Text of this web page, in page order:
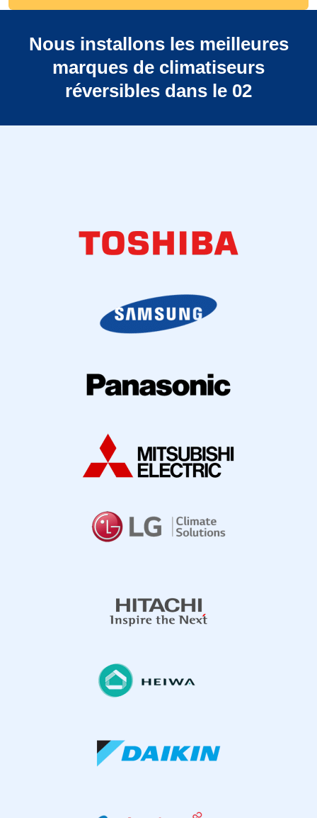
Nous installons les meilleures
marques de climatiseurs
réversibles dans le 02